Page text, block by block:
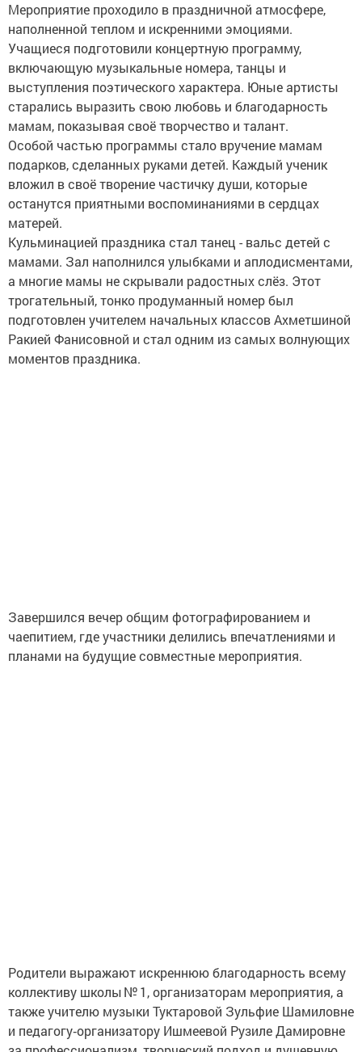
Мероприятие проходило в праздничной атмосфере,
наполненной теплом и искренними эмоциями.
Учащиеся подготовили концертную программу,
включающую музыкальные номера, танцы и
выступления поэтического характера. Юные артисты
старались выразить свою любовь и благодарность
мамам, показывая своё творчество и талант.
Особой частью программы стало вручение мамам
подарков, сделанных руками детей. Каждый ученик
вложил в своё творение частичку души, которые
останутся приятными воспоминаниями в сердцах
матерей.
Кульминацией праздника стал танец - вальс детей с
мамами. Зал наполнился улыбками и аплодисментами,
а многие мамы не скрывали радостных слёз. Этот
трогательный, тонко продуманный номер был
подготовлен учителем начальных классов Ахметшиной
Ракией Фанисовной и стал одним из самых волнующих
моментов праздника.
Завершился вечер общим фотографированием и
чаепитием, где участники делились впечатлениями и
планами на будущие совместные мероприятия.
Родители выражают искреннюю благодарность всему
коллективу школы № 1, организаторам мероприятия, а
также учителю музыки Туктаровой Зульфие Шамиловне
и педагогу‑организатору Ишмеевой Рузиле Дамировне